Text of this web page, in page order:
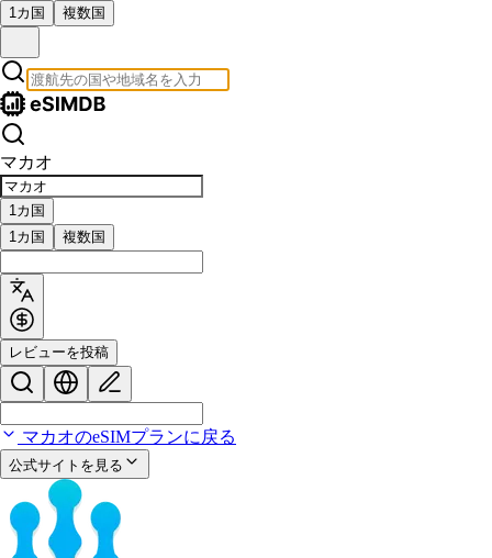
1カ国 複数国
マカオ
1カ国
1カ国
複数国
レビューを投稿
マカオのeSIMプランに戻る
公式サイトを見る